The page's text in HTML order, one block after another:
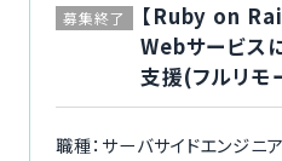
よくある質問
福利厚生
募集終了
【Ruby on
Webサービス
支援(フルリモ
職種：サーバサイドエンジニ